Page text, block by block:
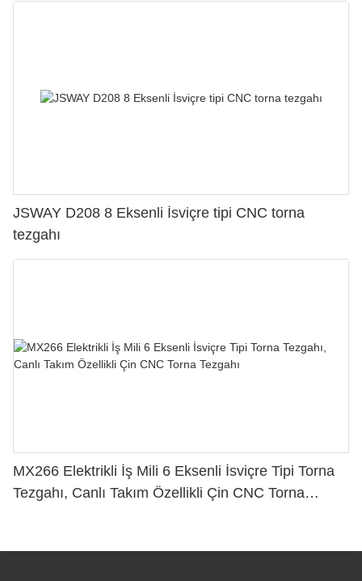
JSWAY D208 8 Eksenli İsviçre tipi CNC torna
tezgahı
MX266 Elektrikli İş Mili 6 Eksenli İsviçre Tipi Torna
Tezgahı, Canlı Takım Özellikli Çin CNC Torna